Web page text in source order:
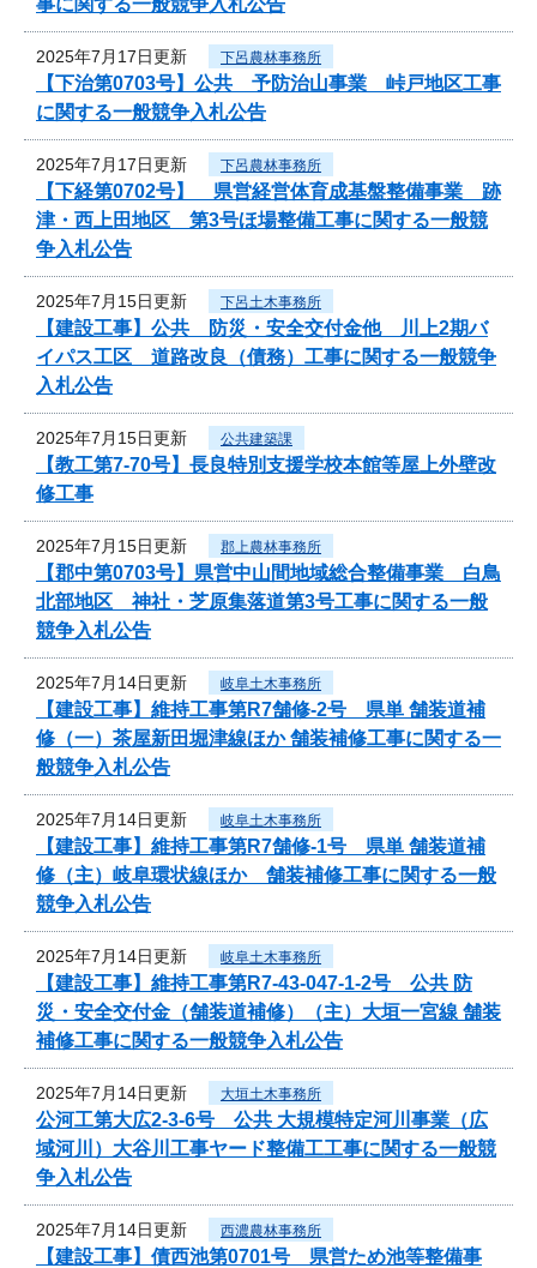
2025年7月17日更新 下呂農林事務所
【下治第0703号】公共 予防治山事業 峠戸地区工事
に関する一般競争入札公告
2025年7月17日更新 下呂農林事務所
【下経第0702号】 県営経営体育成基盤整備事業 跡
津・西上田地区 第3号ほ場整備工事に関する一般競
争入札公告
2025年7月15日更新 下呂土木事務所
【建設工事】公共 防災・安全交付金他 川上2期バ
イパス工区 道路改良（債務）工事に関する一般競争
入札公告
2025年7月15日更新 公共建築課
【教工第7-70号】長良特別支援学校本館等屋上外壁改
修工事
2025年7月15日更新 郡上農林事務所
【郡中第0703号】県営中山間地域総合整備事業 白鳥
北部地区 神社・芝原集落道第3号工事に関する一般
競争入札公告
2025年7月14日更新 岐阜土木事務所
【建設工事】維持工事第R7舗修-2号 県単 舗装道補
修（一）茶屋新田堀津線ほか 舗装補修工事に関する一
般競争入札公告
2025年7月14日更新 岐阜土木事務所
【建設工事】維持工事第R7舗修-1号 県単 舗装道補
修（主）岐阜環状線ほか 舗装補修工事に関する一般
競争入札公告
2025年7月14日更新 岐阜土木事務所
【建設工事】維持工事第R7-43-047-1-2号 公共 防
災・安全交付金（舗装道補修）（主）大垣一宮線 舗装
補修工事に関する一般競争入札公告
2025年7月14日更新 大垣土木事務所
公河工第大広2-3-6号 公共 大規模特定河川事業（広
域河川）大谷川工事ヤード整備工工事に関する一般競
争入札公告
2025年7月14日更新 西濃農林事務所
【建設工事】債西池第0701号 県営ため池等整備事